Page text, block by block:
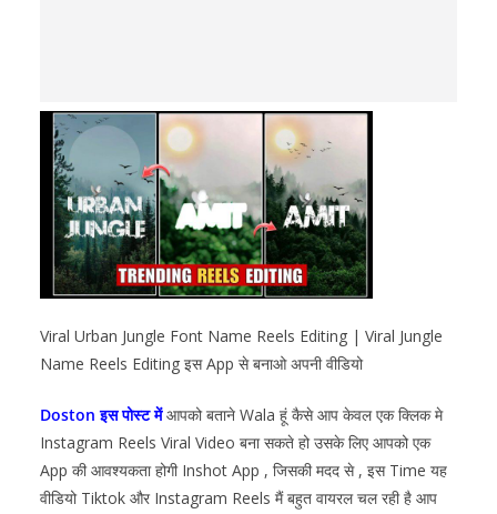
Viral Urban Jungle Font Name Reels Editing | Viral Jungle
Name Reels Editing इस App से बनाओ अपनी वीडियो
Doston इस पोस्ट मेंआपको बताने Wala हूं कैसे आप केवल एक क्लिक मे
Instagram Reels Viral Video बना सकते हो उसके लिए आपको एक
App की आवश्यकता होगी Inshot App , जिसकी मदद से , इस Time यह
वीडियो Tiktok और Instagram Reels मैं बहुत वायरल चल रही है आप